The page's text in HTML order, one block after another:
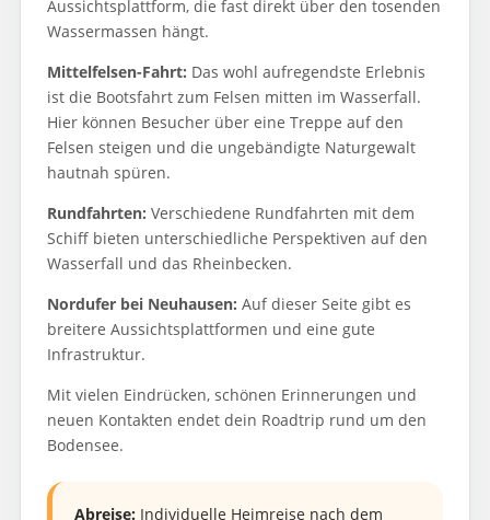
Aussichtsplattform, die fast direkt über den tosenden
Wassermassen hängt.
Mittelfelsen-Fahrt: Das wohl aufregendste Erlebnis
ist die Bootsfahrt zum Felsen mitten im Wasserfall.
Hier können Besucher über eine Treppe auf den
Felsen steigen und die ungebändigte Naturgewalt
hautnah spüren.
Rundfahrten: Verschiedene Rundfahrten mit dem
Schiff bieten unterschiedliche Perspektiven auf den
Wasserfall und das Rheinbecken.
Nordufer bei Neuhausen: Auf dieser Seite gibt es
breitere Aussichtsplattformen und eine gute
Infrastruktur.
Mit vielen Eindrücken, schönen Erinnerungen und
neuen Kontakten endet dein Roadtrip rund um den
Bodensee.
Abreise: Individuelle Heimreise nach dem